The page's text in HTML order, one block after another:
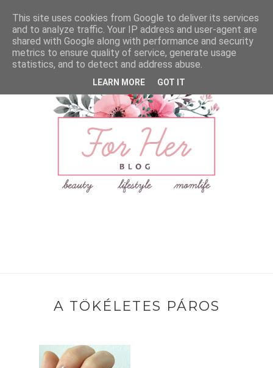
A TÖKÉLETES PÁROS
This site uses cookies from Google to deliver its services
and to analyze traffic. Your IP address and user-agent are
shared with Google along with performance and security
metrics to ensure quality of service, generate usage
statistics, and to detect and address abuse.
LEARN MORE GOT IT